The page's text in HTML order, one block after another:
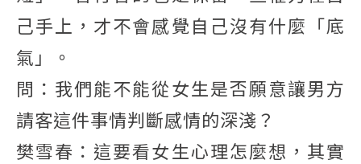
己手上，才不會感覺自己沒有什麼「底
氣」。
問：我們能不能從女生是否願意讓男方
請客這件事情判斷感情的深淺？
樊雪春：這要看女生心理怎麼想，其實